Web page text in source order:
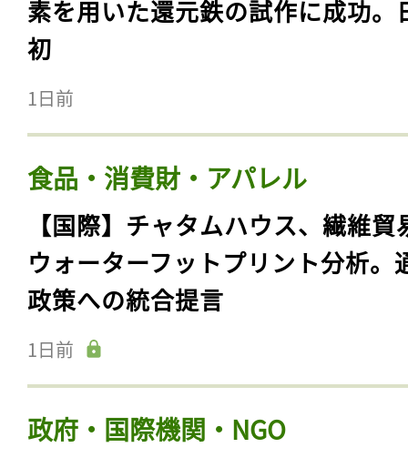
素を用いた還元鉄の試作に成功。
初
1日前
食品・消費財・アパレル
【国際】チャタムハウス、繊維貿
ウォーターフットプリント分析。
政策への統合提言
1日前
政府・国際機関・NGO